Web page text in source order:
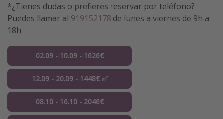
*¿Tienes dudas o prefieres reservar por teléfono?
Puedes llamar al 919152178 de lunes a viernes de 9h a
18h
02.09 - 10.09 - 1626€
12.09 - 20.09 - 1448€ ✅
08.10 - 16.10 - 2046€